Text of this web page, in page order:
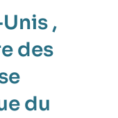
,
des
du